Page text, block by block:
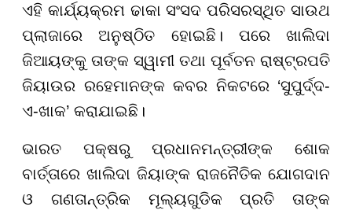
ଏହି କାର୍ଯ୍ୟକ୍ରମ ଢାକା ସଂସଦ ପରିସରସ୍ଥିତ ସାଉଥ
ପ୍ଲାଜାରେ ଅନୁଷ୍ଠିତ ହୋଇଛି। ପରେ ଖାଲିଦା
ଜିଆୟଙ୍କୁ ତାଙ୍କ ସ୍ୱାମୀ ତଥା ପୂର୍ବତନ ରାଷ୍ଟ୍ରପତି
ଜିୟାଉର ରହେମାନଙ୍କ କବର ନିକଟରେ ‘ସୁପୁର୍ଦ୍ଦ-
ଏ-ଖାକ’ କରାଯାଇଛି।
ଭାରତ ପକ୍ଷରୁ ପ୍ରଧାନମନ୍ତ୍ରୀଙ୍କ ଶୋକ
ବାର୍ତ୍ତାରେ ଖାଲିଦା ଜିୟାଙ୍କ ରାଜନୈତିକ ଯୋଗଦାନ
ଓ ଗଣତାନ୍ତ୍ରିକ ମୂଲ୍ୟଗୁଡିକ ପ୍ରତି ତାଙ୍କ